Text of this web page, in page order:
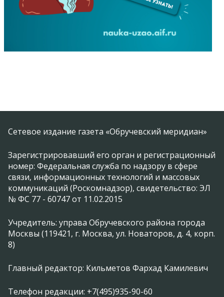
Сетевое издание газета «Обручевский меридиан»
Зарегистрировавший его орган и регистрационный
номер: Федеральная служба по надзору в сфере
связи, информационных технологий и массовых
коммуникаций (Роскомнадзор), свидетельство: ЭЛ
№ ФС 77 - 60747 от 11.02.2015
Учредитель: управа Обручевского района города
Москвы (119421, г. Москва, ул. Новаторов, д. 4, корп.
8)
Главный редактор: Кильметов Фархад Камилевич
Телефон редакции: +7(495)935-90-60